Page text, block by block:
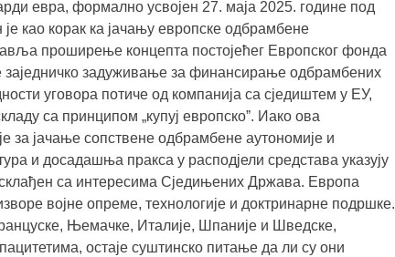
евра, формално усвојен 27. маја 2025. године под
као корак ка јачању европске одбрамбене
проширење концепта постојећег Европског фонда
задуживање за финансирање одбрамбених
уговора потиче од компанија са сједиштем у ЕУ,
са принципом „купуј европскоˮ. Иако ова
за јачање сопствене одбрамбене аутономије и
и досадашња пракса у расподјели средстава указују
са интересима Сједињених Држава. Европа
војне опреме, технологије и доктринарне подршке.
Њемачке, Италије, Шпаније и Шведске,
остаје суштинско питање да ли су они